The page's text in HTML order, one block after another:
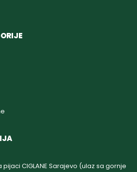
pijaci CIGLANE Sarajevo (ulaz sa gornje